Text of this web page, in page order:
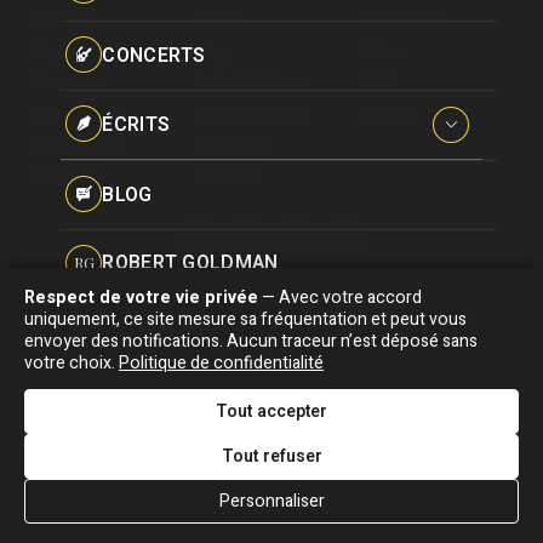
Pseudonymes
CONCERTS
ÉCRITS
Interviews
Hommages
BLOG
RG ROBERT GOLDMAN
PG PIERRE GOLDMAN
J&MJJG & MOI
Biographie
Discographie
Vidéographie
Concerts
Blog
Association "Parler d'sa vie" © Depuis 1997 - Tous droits réservés |
Signaler une erreur |Confidentialité|Gestion des cookies|Dernière
mise à jour : 05/08/2026
DESIGNED &
DEVELOPED BY
Respect de votre vie privée — Avec votre accord
uniquement, ce site mesure sa fréquentation et peut vous
envoyer des notifications. Aucun traceur n’est déposé sans
votre choix.Politique de confidentialité
Tout accepter
Tout refuser
Personnaliser